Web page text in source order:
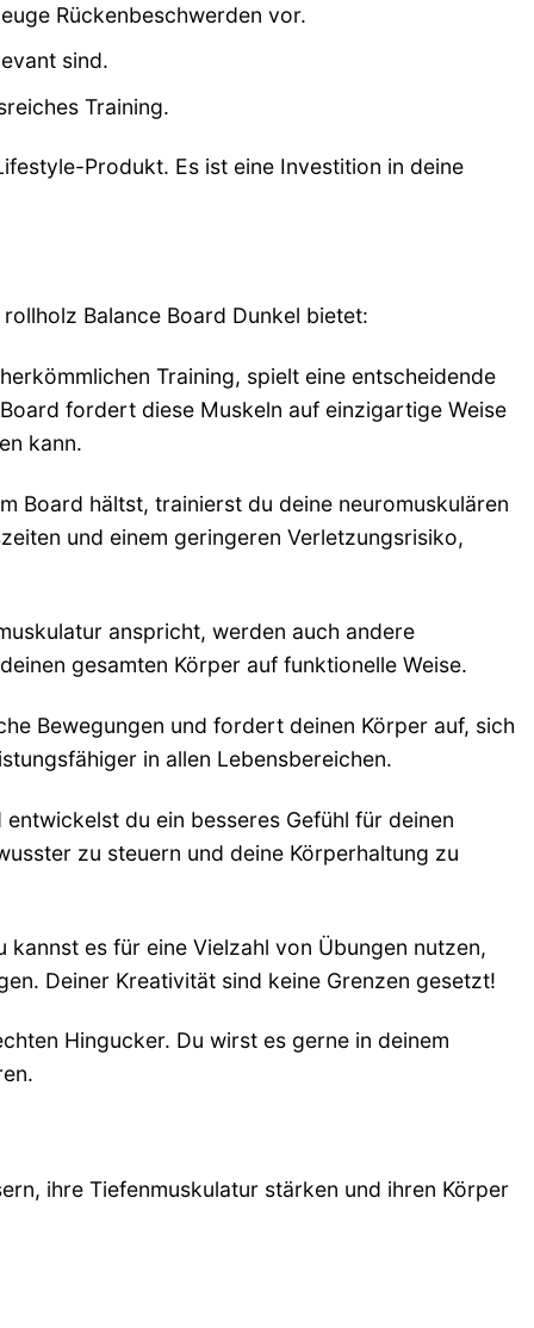
Rückenbeschwerden vor.
sind.
Training.
Produkt. Es ist eine Investition in deine
Balance Board Dunkel bietet:
Training, spielt eine entscheidende
fordert diese Muskeln auf einzigartige Weise
kann.
Board hältst, trainierst du deine neuromuskulären
und einem geringeren Verletzungsrisiko,
anspricht, werden auch andere
gesamten Körper auf funktionelle Weise.
Bewegungen und fordert deinen Körper auf, sich
in allen Lebensbereichen.
du ein besseres Gefühl für deinen
zu steuern und deine Körperhaltung zu
es für eine Vielzahl von Übungen nutzen,
Deiner Kreativität sind keine Grenzen gesetzt!
Hingucker. Du wirst es gerne in deinem
ihre Tiefenmuskulatur stärken und ihren Körper